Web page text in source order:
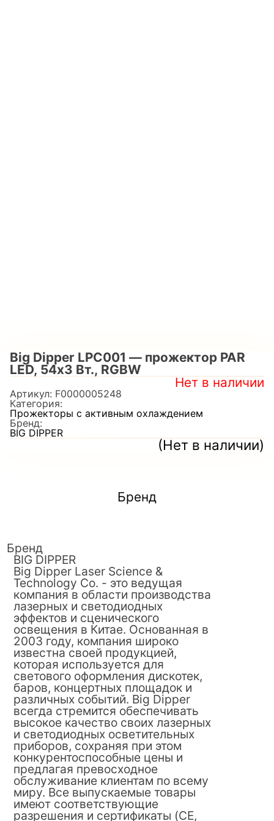
Big Dipper LPC001 — прожектор PAR
LED, 54х3 Вт., RGBW
(Нет в наличии)
Нет в наличии
Артикул: F0000005248
Категория:
Прожекторы с активным охлаждением
Бренд:
BIG DIPPER
Бренд
Бренд
BIG DIPPER
Big Dipper Laser Science &
Technology Co. - это ведущая
компания в области производства
лазерных и светодиодных
эффектов и сценического
освещения в Китае. Основанная в
2003 году, компания широко
известна своей продукцией,
которая используется для
светового оформления дискотек,
баров, концертных площадок и
различных событий. Big Dipper
всегда стремится обеспечивать
высокое качество своих лазерных
и светодиодных осветительных
приборов, сохраняя при этом
конкурентоспособные цены и
предлагая превосходное
обслуживание клиентам по всему
миру. Все выпускаемые товары
имеют соответствующие
разрешения и сертификаты (CE,